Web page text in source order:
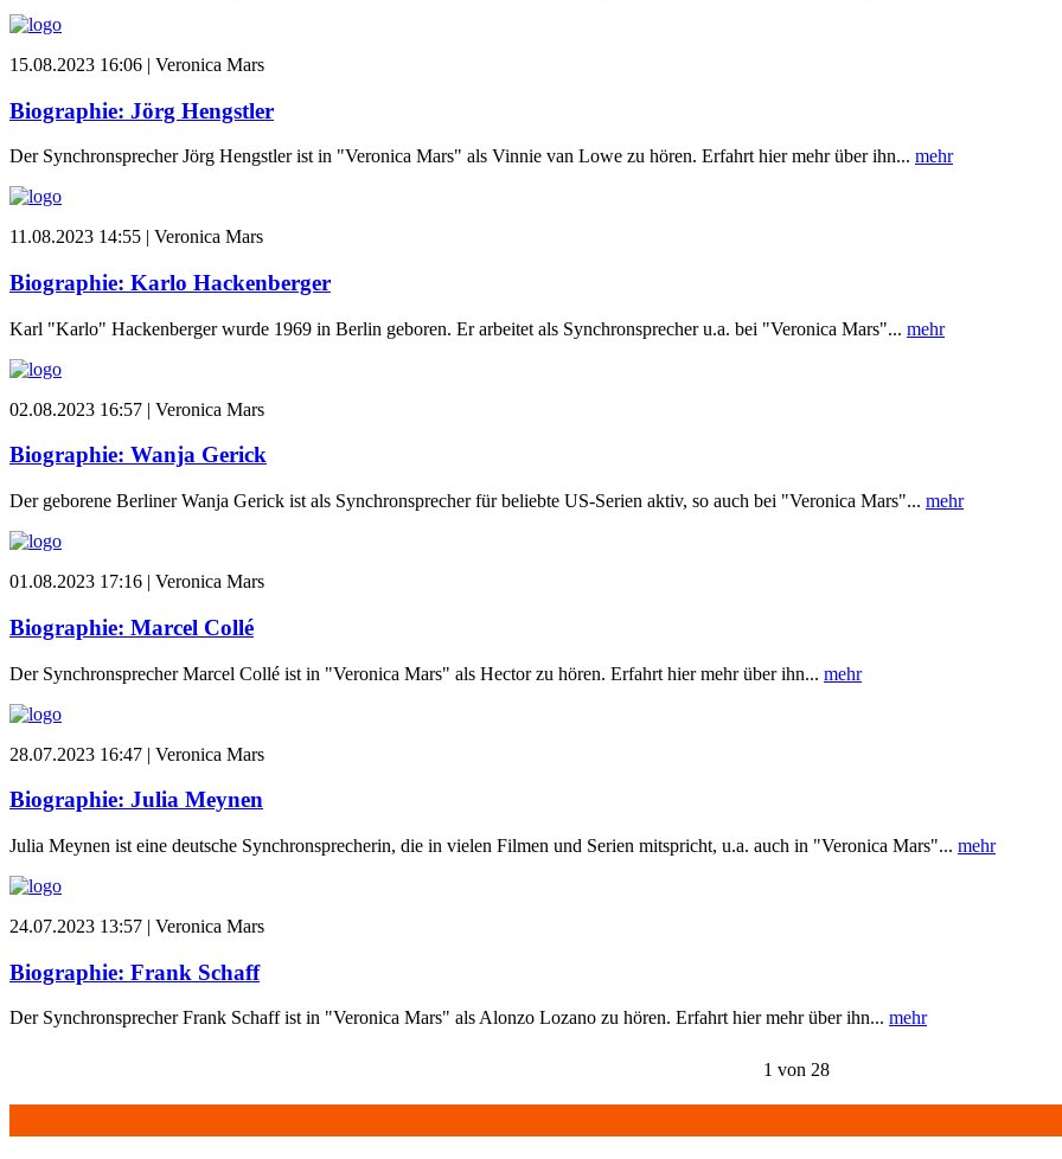
15.08.2023 16:06 | Veronica Mars
Biographie: Jörg Hengstler
Der Synchronsprecher Jörg Hengstler ist in "Veronica Mars" als Vinnie van Lowe zu hören. Erfahrt hier mehr über ihn... mehr
11.08.2023 14:55 | Veronica Mars
Biographie: Karlo Hackenberger
Karl "Karlo" Hackenberger wurde 1969 in Berlin geboren. Er arbeitet als Synchronsprecher u.a. bei "Veronica Mars"... mehr
02.08.2023 16:57 | Veronica Mars
Biographie: Wanja Gerick
Der geborene Berliner Wanja Gerick ist als Synchronsprecher für beliebte US-Serien aktiv, so auch bei "Veronica Mars"... mehr
01.08.2023 17:16 | Veronica Mars
Biographie: Marcel Collé
Der Synchronsprecher Marcel Collé ist in "Veronica Mars" als Hector zu hören. Erfahrt hier mehr über ihn... mehr
28.07.2023 16:47 | Veronica Mars
Biographie: Julia Meynen
Julia Meynen ist eine deutsche Synchronsprecherin, die in vielen Filmen und Serien mitspricht, u.a. auch in "Veronica Mars"... mehr
24.07.2023 13:57 | Veronica Mars
Biographie: Frank Schaff
Der Synchronsprecher Frank Schaff ist in "Veronica Mars" als Alonzo Lozano zu hören. Erfahrt hier mehr über ihn... mehr
1 von 28